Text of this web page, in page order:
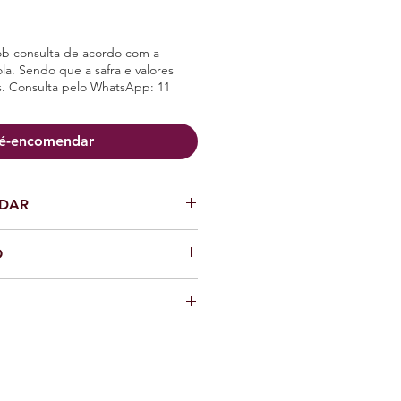
consulta de acordo com a
Sendo que a safra e valores
Consulta pelo WhatsApp: 11
encomendar
aromas de flores
média estrutura e retrogosto
o frutado.